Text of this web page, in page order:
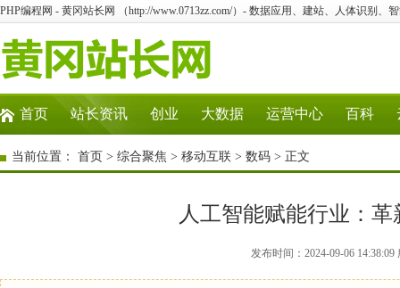
PHP编程网 - 黄冈站长网 （http://www.0713zz.com/）- 数据应用、建站、人体识别、
首页 站长资讯 创业 大数据 运营中心 百科
当前位置： 首页 > 综合聚焦 > 移动互联 > 数码 > 正文
人工智能赋能行业：
发布时间：2024-09-06